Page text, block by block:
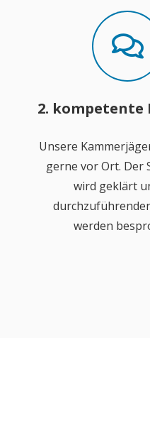
2. kompetente
Unsere
gerne vor Ort. Der
wird geklärt
werden